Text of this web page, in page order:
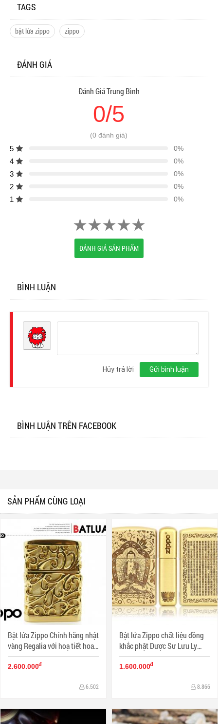
TAGS
bật lửa zippo zippo
ĐÁNH GIÁ
Đánh Giá Trung Bình
0/5
(0 đánh giá)
5 0%
4 0%
3 0%
2 0%
1 0%
ĐÁNH GIÁ SẢN PHẨM
BÌNH LUẬN
Gửi bình luận
Hủy trả lời
BÌNH LUẬN TRÊN FACEBOOK
SẢN PHẨM CÙNG LOẠI
Bật lửa Zippo Chính hãng nhật
vàng Regalia với hoạ tiết hoa
văn đặc sắc
2.600.000đ
6.502
Bật lửa Zippo chất liệu đồng
khắc phật Dược Sư Lưu Ly
Quang Vương Như Lai và Bát
Nhã Ba La Mật Đa Tâm Kinh
1.600.000đ
8.866